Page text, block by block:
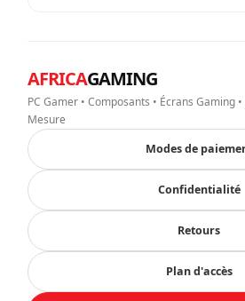
AFRICAGAMING
PC Gamer • Composants • Écrans Gaming
Mesure
Modes de
Confidentialité
Retours
Plan d'accès